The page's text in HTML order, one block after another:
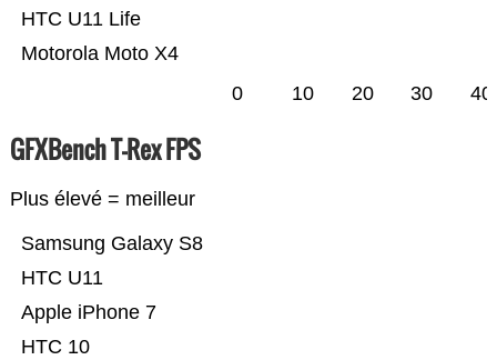
Motorola Moto X4
HTC U11 Life
0 10 20 30 40
GFXBench T-Rex FPS
Plus élevé = meilleur
HTC 10
Apple iPhone 7
HTC U11
Samsung Galaxy S8